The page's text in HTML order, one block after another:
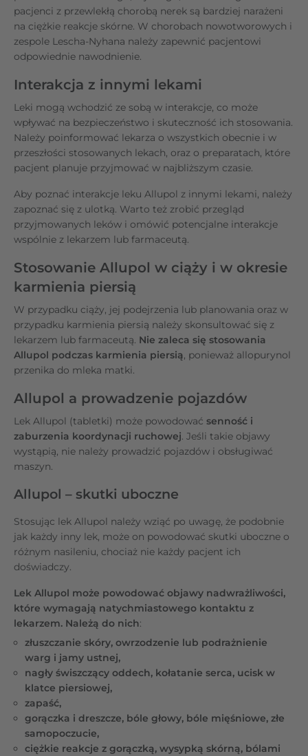
pacjenci z przewlekłą chorobą nerek są bardziej narażeni
na ciężkie reakcje skórne. W chorobach nowotworowych i
zespole Lescha-Nyhana należy zapewnić pacjentowi
odpowiednie nawodnienie.
Interakcja z innymi lekami
Leki mogą wchodzić ze sobą w interakcje, co może
wpływać na bezpieczeństwo i skuteczność ich stosowania.
Należy poinformować lekarza o wszystkich obecnie i w
przeszłości stosowanych lekach, oraz o preparatach, które
pacjent planuje przyjmować w najbliższym czasie.
Aby poznać interakcje leku Allupol z innymi lekami, należy
zapoznać się z ulotką. Warto też zrobić przegląd
przyjmowanych leków i omówić potencjalne interakcje
wspólnie z lekarzem lub farmaceutą.
Stosowanie Allupol w ciąży i w okresie
karmienia piersią
W przypadku ciąży, jej podejrzenia lub planowania oraz w
przypadku karmienia piersią należy skonsultować się z
lekarzem lub farmaceutą. Nie zaleca się stosowania
Allupol podczas karmienia piersią, ponieważ allopurynol
przenika do mleka matki.
Allupol a prowadzenie pojazdów
Lek Allupol (tabletki) może powodować senność i
zaburzenia koordynacji ruchowej. Jeśli takie objawy
wystąpią, nie należy prowadzić pojazdów i obsługiwać
maszyn.
Allupol – skutki uboczne
Stosując lek Allupol należy wziąć po uwagę, że podobnie
jak każdy inny lek, może on powodować skutki uboczne o
różnym nasileniu, chociaż nie każdy pacjent ich
doświadczy.
Lek Allupol może powodować objawy nadwrażliwości,
które wymagają natychmiastowego kontaktu z
lekarzem. Należą do nich:
złuszczanie skóry, owrzodzenie lub podrażnienie
warg i jamy ustnej,
nagły świszczący oddech, kołatanie serca, ucisk w
klatce piersiowej,
zapaść,
gorączka i dreszcze, bóle głowy, bóle mięśniowe, złe
samopoczucie,
ciężkie reakcje z gorączką, wysypką skórną, bólami